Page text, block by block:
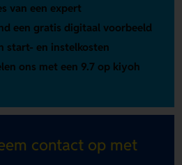
van een expert
een gratis digitaal voorbeeld
start- en instelkosten
ons met een 9.7 op kiyoh
contact op met